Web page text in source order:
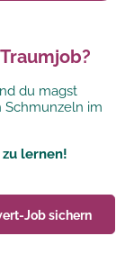
du magst
Schmunzeln im
lernen!
Jobsichern